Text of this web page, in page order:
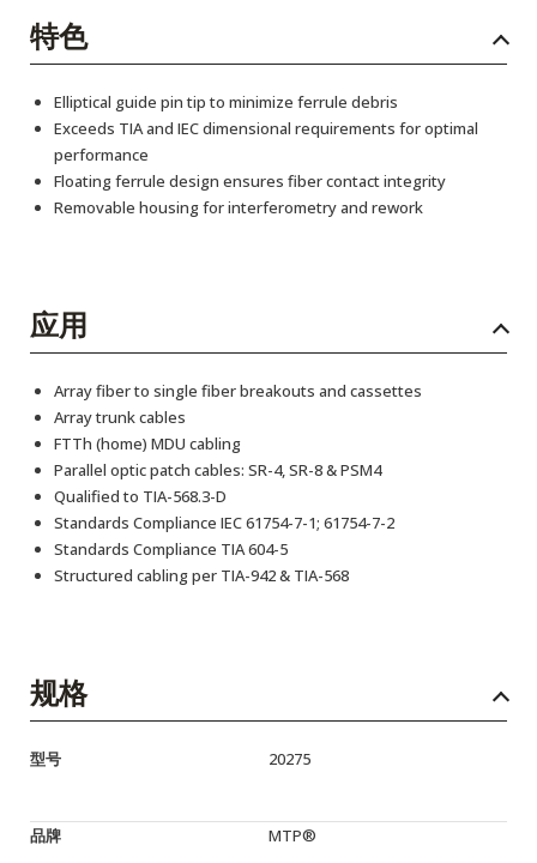
特色
Elliptical guide pin tip to minimize ferrule debris
Exceeds TIA and IEC dimensional requirements for optimal
performance
Floating ferrule design ensures fiber contact integrity
Removable housing for interferometry and rework
应用
Array fiber to single fiber breakouts and cassettes
Array trunk cables
FTTh (home) MDU cabling
Parallel optic patch cables: SR-4, SR-8 & PSM4
Qualified to TIA-568.3-D
Standards Compliance IEC 61754-7-1; 61754-7-2
Standards Compliance TIA 604-5
Structured cabling per TIA-942 & TIA-568
规格
型号 20275
品牌 MTP®